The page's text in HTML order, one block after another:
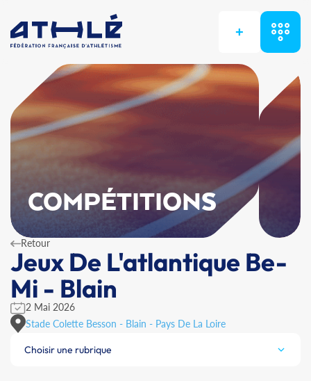
+
COMPÉTITIONS
Retour
Jeux De L'atlantique Be-
Mi - Blain
2 Mai 2026
Stade Colette Besson - Blain - Pays De La Loire
Choisir une rubrique